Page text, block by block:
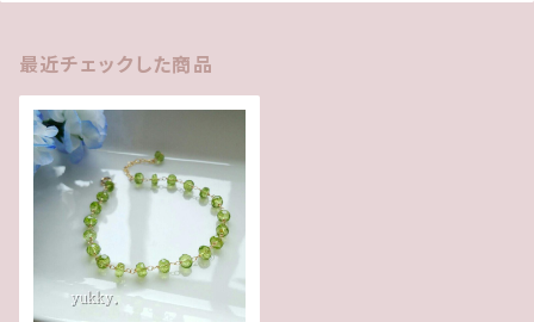
最近チェックした商品